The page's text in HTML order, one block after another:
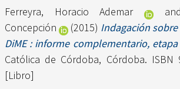
Ferreyra, Horacio Ademar
Concepción
(2015) Indagación
DiME : informe complementario, etapa
Católica de Córdoba, Córdoba. ISBN
[Libro]